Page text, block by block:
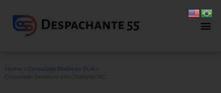
Home Consulado Brasileiro EUA
Consulado Brasileiro em Charlotte NC